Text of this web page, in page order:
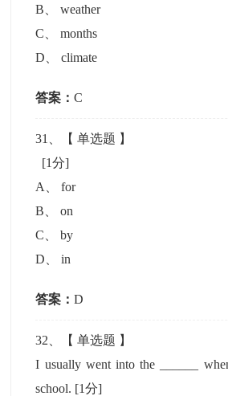
B 、weather
C 、months
D 、climate
答案：C
31 、【单选题 】
[1分]
A
、for
B 、on
C 、by
D 、in
答案：D
32 、【单选题 】
I usually went into the ______
school. [1分]